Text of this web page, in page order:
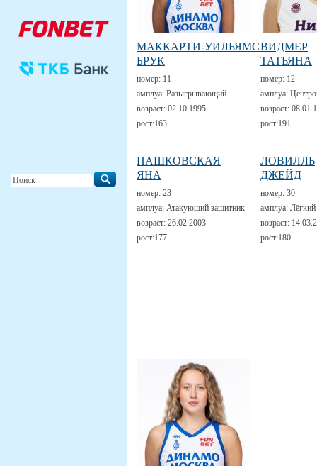
МАККАРТИ-УИЛЬЯМС
БРУК
номер: 11
амплуа: Разыгрывающий
возраст: 02.10.1995
рост:163
ВИДМЕР
ТАТЬЯНА
номер: 12
амплуа:
возраст:
рост:191
ПАШКОВСКАЯ
ЯНА
номер: 23
амплуа: Атакующий защитник
возраст: 26.02.2003
рост:177
ЛОВИЛЛЬ
ДЖЕЙД
номер: 30
амплуа:
возраст:
рост:180